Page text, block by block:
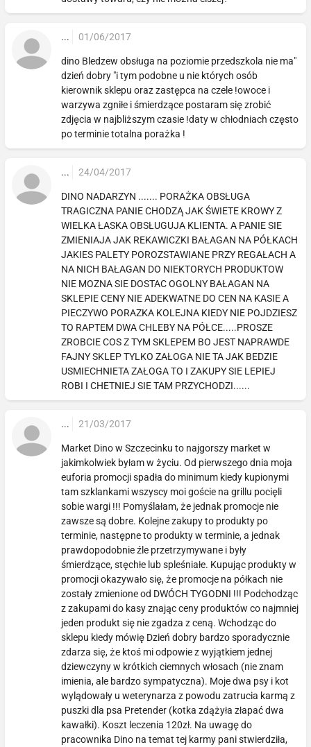
... 01/06/2017
dino Bledzew obsługa na poziomie przedszkola nie ma"
dzień dobry "i tym podobne u nie których osób
kierownik sklepu oraz zastępca na czele !owoce i
warzywa zgniłe i śmierdzące postaram się zrobić
zdjęcia w najbliższym czasie !daty w chłodniach często
po terminie totalna porażka !
... 24/04/2017
DINO NADARZYN ....... PORAŻKA OBSŁUGA
TRAGICZNA PANIE CHODZĄ JAK ŚWIETE KROWY Z
WIELKA ŁASKA OBSŁUGUJA KLIENTA. A PANIE SIE
ZMIENIAJA JAK REKAWICZKI BAŁAGAN NA PÓŁKACH
JAKIES PALETY POROZSTAWIANE PRZY REGAŁACH A
NA NICH BAŁAGAN DO NIEKTORYCH PRODUKTOW
NIE MOZNA SIE DOSTAC OGOLNY BAŁAGAN NA
SKLEPIE CENY NIE ADEKWATNE DO CEN NA KASIE A
PIECZYWO PORAZKA KOLEJNA KIEDY NIE POJDZIESZ
TO RAPTEM DWA CHLEBY NA PÓŁCE.....PROSZE
ZROBCIE COS Z TYM SKLEPEM BO JEST NAPRAWDE
FAJNY SKLEP TYLKO ZAŁOGA NIE TA JAK BEDZIE
USMIECHNIETA ZAŁOGA TO I ZAKUPY SIE LEPIEJ
ROBI I CHETNIEJ SIE TAM PRZYCHODZI......
... 21/03/2017
Market Dino w Szczecinku to najgorszy market w
jakimkolwiek byłam w życiu. Od pierwszego dnia moja
euforia promocji spadła do minimum kiedy kupionymi
tam szklankami wszyscy moi goście na grillu pocięli
sobie wargi !!! Pomyślałam, że jednak promocje nie
zawsze są dobre. Kolejne zakupy to produkty po
terminie, następne to produkty w terminie, a jednak
prawdopodobnie źle przetrzymywane i były
śmierdzące, stęchłe lub spleśniałe. Kupując produkty w
promocji okazywało się, że promocje na półkach nie
zostały zmienione od DWÓCH TYGODNI !!! Podchodząc
z zakupami do kasy znając ceny produktów co najmniej
jeden produkt się nie zgadza z ceną. Wchodząc do
sklepu kiedy mówię Dzień dobry bardzo sporadycznie
zdarza się, że ktoś mi odpowie z wyjątkiem jednej
dziewczyny w krótkich ciemnych włosach (nie znam
imienia, ale bardzo sympatyczna). Moje dwa psy i kot
wylądowały u weterynarza z powodu zatrucia karmą z
puszki dla psa Pretender (kotka zdążyła złapać dwa
kawałki). Koszt leczenia 120zł. Na uwagę do
pracownika Dino na temat tej karmy pani stwierdziła,